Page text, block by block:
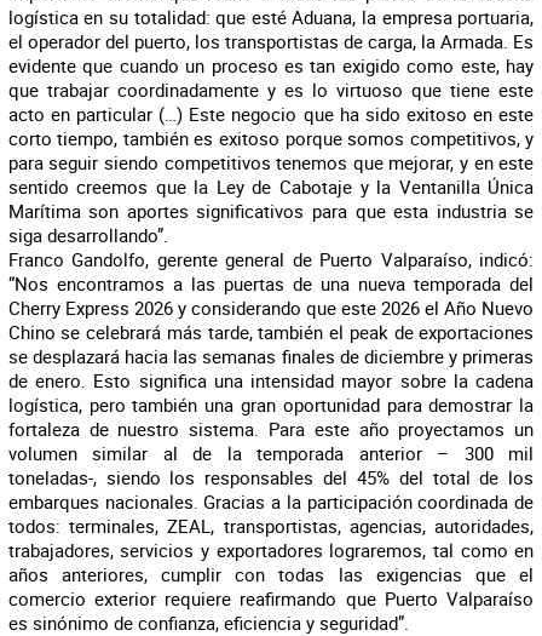
logística en su totalidad: que esté Aduana, la empresa portuaria,
el operador del puerto, los transportistas de carga, la Armada. Es
evidente que cuando un proceso es tan exigido como este, hay
que trabajar coordinadamente y es lo virtuoso que tiene este
acto en particular (…) Este negocio que ha sido exitoso en este
corto tiempo, también es exitoso porque somos competitivos, y
para seguir siendo competitivos tenemos que mejorar, y en este
sentido creemos que la Ley de Cabotaje y la Ventanilla Única
Marítima son aportes significativos para que esta industria se
siga desarrollando”.
Franco Gandolfo, gerente general de Puerto Valparaíso, indicó:
“Nos encontramos a las puertas de una nueva temporada del
Cherry Express 2026 y considerando que este 2026 el Año Nuevo
Chino se celebrará más tarde, también el peak de exportaciones
se desplazará hacia las semanas finales de diciembre y primeras
de enero. Esto significa una intensidad mayor sobre la cadena
logística, pero también una gran oportunidad para demostrar la
fortaleza de nuestro sistema. Para este año proyectamos un
volumen similar al de la temporada anterior – 300 mil
toneladas-, siendo los responsables del 45% del total de los
embarques nacionales. Gracias a la participación coordinada de
todos: terminales, ZEAL, transportistas, agencias, autoridades,
trabajadores, servicios y exportadores lograremos, tal como en
años anteriores, cumplir con todas las exigencias que el
comercio exterior requiere reafirmando que Puerto Valparaíso
es sinónimo de confianza, eficiencia y seguridad”.